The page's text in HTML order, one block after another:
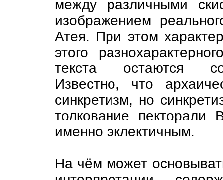
между различными
изображением
Атея. При этом
этого
текста остаются
Известно, что
синкретизм, но
толкование пекторали
именно эклектичным.
На чём может